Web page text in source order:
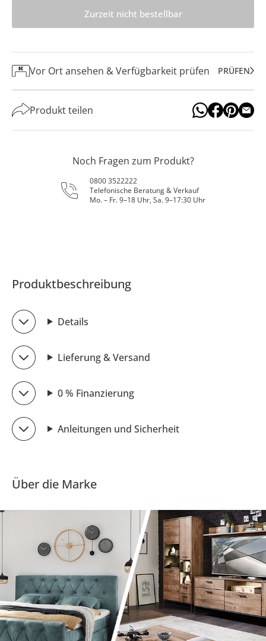
Zurzeit nicht bestellbar
Vor Ort ansehen & Verfügbarkeit prüfen PRÜFEN
Produkt teilen
Noch Fragen zum Produkt?
0800 3522222
Telefonische Beratung & Verkauf
Mo. – Fr. 9–18 Uhr, Sa. 9–17:30 Uhr
Produktbeschreibung
Details
Lieferung & Versand
0 % Finanzierung
Anleitungen und Sicherheit
Über die Marke